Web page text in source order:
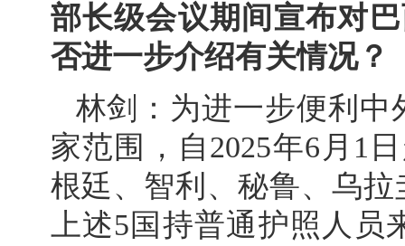
部长级会议期间宣布对
否进一步介绍有关情况？
林剑：为进一步便利中
家范围，自2025年6月1
根廷、智利、秘鲁、乌
上述5国持普通护照人